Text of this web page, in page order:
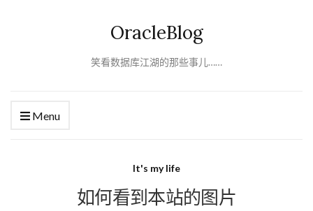
OracleBlog
笑看数据库江湖的那些事儿……
Menu
It's my life
如何看到本站的图片